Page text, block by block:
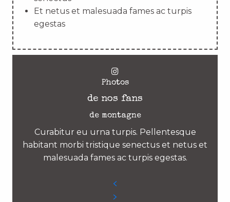
Et netus et malesuada fames ac turpis
egestas
Photos
de nos fans
de montagne
Curabitur eu urna turpis. Pellentesque
habitant morbi tristique senectus et netus et
malesuada fames ac turpis egestas.